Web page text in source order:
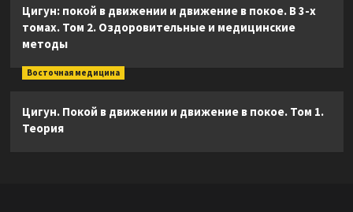
Цигун: покой в движении и движение в покое. В 3-х
томах. Том 2. Оздоровительные и медицинские
методы
Восточная медицина
Цигун. Покой в движении и движение в покое. Том 1.
Теория